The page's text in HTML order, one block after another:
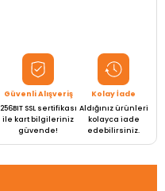
Güvenli Alışveriş
256BIT SSL sertifikası
ile kart bilgileriniz
güvende!
Kolay İade
Aldığınız ürünleri
kolayca iade
edebilirsiniz.